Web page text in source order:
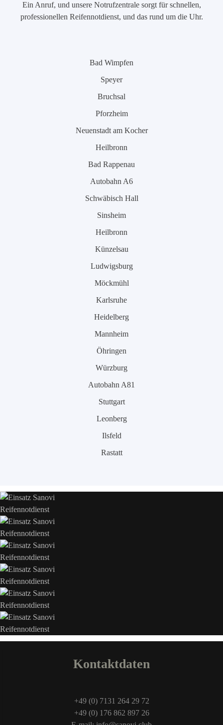
Ein Anruf, und unsere Notrufzentrale sorgt für schnellen,
professionellen Reifennotdienst, und das rund um die Uhr.
Bad Wimpfen
Speyer
Bruchsal
Pforzheim
Neuenstadt am Kocher
Heilbronn
Bad Rappenau
Autobahn A6
Schwäbisch Hall
Sinsheim
Heilbronn
Künzelsau
Ludwigsburg
Möckmühl
Karlsruhe
Heidelberg
Mannheim
Öhringen
Würzburg
Autobahn A81
Stuttgart
Leonberg
Ilsfeld
Rastatt
Kontaktdaten
+49 (0) 7131 264 29 72
+49 (0) 176 862 897 26